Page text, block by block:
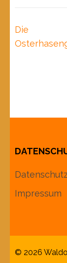
Die
Impressum
© 2026